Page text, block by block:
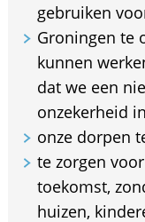
gebruiken
Groningen te
kunnen
dat we een
onzekerheid
onze dorpen
te zorgen
toekomst,
huizen,